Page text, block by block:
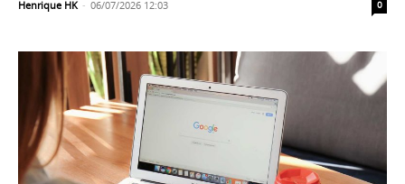
Henrique HK - 06/07/2026 12:03 0